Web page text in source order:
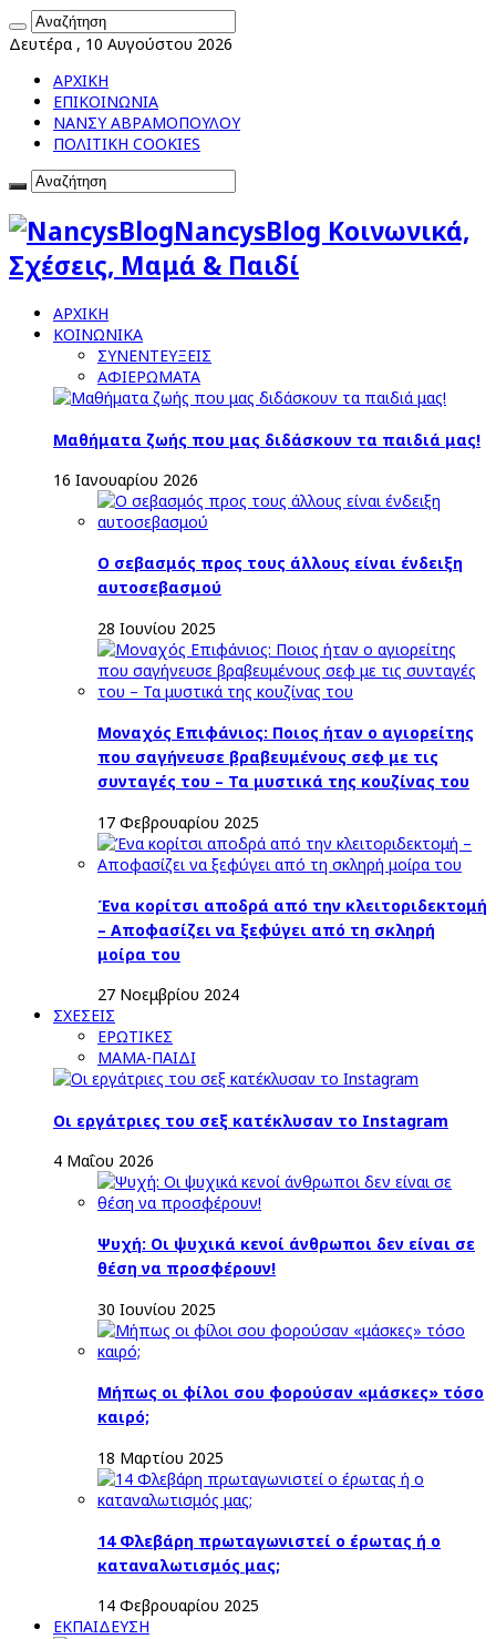
Δευτέρα , 10 Αυγούστου 2026
ΑΡΧΙΚΗ
ΕΠΙΚΟΙΝΩΝΙΑ
ΝΑΝΣΥ ΑΒΡΑΜΟΠΟΥΛΟΥ
ΠΟΛΙΤΙΚΗ COOKIES
NancysBlog Κοινωνικά,
Σχέσεις, Μαμά & Παιδί
ΑΡΧΙΚΗ
ΚΟΙΝΩΝΙΚΑ
ΣΥΝΕΝΤΕΥΞΕΙΣ
ΑΦΙΕΡΩΜΑΤΑ
Μαθήματα ζωής που μας διδάσκουν τα παιδιά μας!
16 Ιανουαρίου 2026
Ο σεβασμός προς τους άλλους είναι ένδειξη
αυτοσεβασμού
28 Ιουνίου 2025
Μοναχός Επιφάνιος: Ποιος ήταν ο αγιορείτης
που σαγήνευσε βραβευμένους σεφ με τις
συνταγές του – Τα μυστικά της κουζίνας του
17 Φεβρουαρίου 2025
Ένα κορίτσι αποδρά από την κλειτοριδεκτομή
– Αποφασίζει να ξεφύγει από τη σκληρή
μοίρα του
27 Νοεμβρίου 2024
ΣΧΕΣΕΙΣ
ΕΡΩΤΙΚΕΣ
ΜΑΜΑ-ΠΑΙΔΙ
Οι εργάτριες του σεξ κατέκλυσαν το Instagram
4 Μαΐου 2026
Ψυχή: Οι ψυχικά κενοί άνθρωποι δεν είναι σε
θέση να προσφέρουν!
30 Ιουνίου 2025
Μήπως οι φίλοι σου φορούσαν «μάσκες» τόσο
καιρό;
18 Μαρτίου 2025
14 Φλεβάρη πρωταγωνιστεί ο έρωτας ή ο
καταναλωτισμός μας;
14 Φεβρουαρίου 2025
ΕΚΠΑΙΔΕΥΣΗ